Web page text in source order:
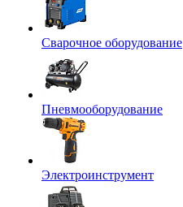
Сварочное оборудование
Пневмооборудование
Электроинструмент